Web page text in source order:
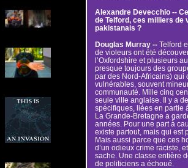
Alexandre Devecchio --
de Telford, ces milliers
pakistanais ?
Douglas Murray --Telford
de violeurs ont été
l’Oxfordshire et plusieurs
presque toujours des
par des Nord-Africains) qui
vulnérables, souvent
communauté. Mille cinq
seule ville anglaise. Il y a
spécifiques, liées en partie
La Grande-Bretagne a
années. Pour une part à
existe partout, mais qui est
Mais aussi parce que ces
d’un odieux crime raciste,
sache. Une classe entière
de politiciens a échoué.